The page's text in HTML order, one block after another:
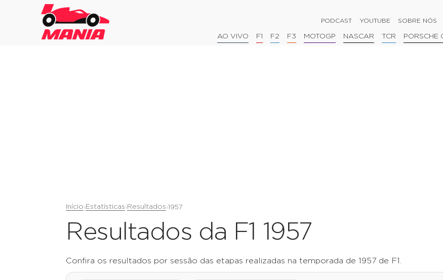
PODCAST YOUTUBE SOBRE NÓS
AO VIVO F1 F2 F3 MOTOGP NASCAR TCR PORSCHE
Início›Estatísticas›Resultados›1957
Resultados da F1 1957
Confira os resultados por sessão das etapas realizadas na temporada de 1957 de F1.